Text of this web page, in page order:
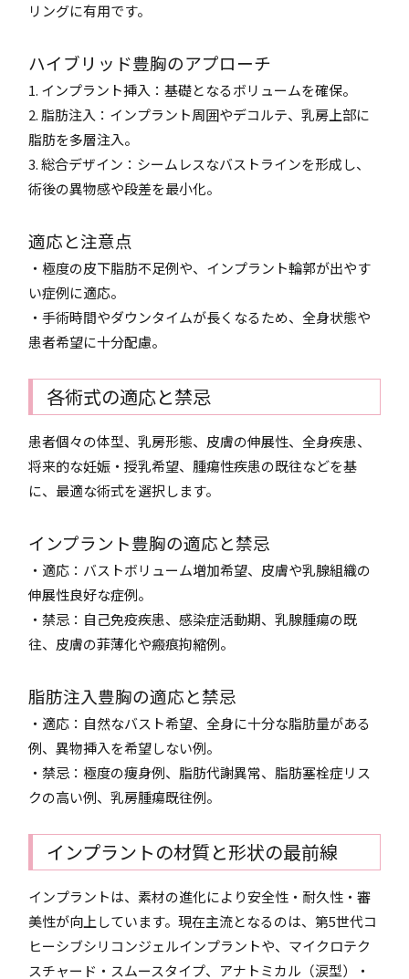
リングに有用です。
ハイブリッド豊胸のアプローチ
1. インプラント挿入：基礎となるボリュームを確保。
2. 脂肪注入：インプラント周囲やデコルテ、乳房上部に
脂肪を多層注入。
3. 総合デザイン：シームレスなバストラインを形成し、
術後の異物感や段差を最小化。
適応と注意点
・極度の皮下脂肪不足例や、インプラント輪郭が出やす
い症例に適応。
・手術時間やダウンタイムが長くなるため、全身状態や
患者希望に十分配慮。
各術式の適応と禁忌
患者個々の体型、乳房形態、皮膚の伸展性、全身疾患、
将来的な妊娠・授乳希望、腫瘍性疾患の既往などを基
に、最適な術式を選択します。
インプラント豊胸の適応と禁忌
・適応：バストボリューム増加希望、皮膚や乳腺組織の
伸展性良好な症例。
・禁忌：自己免疫疾患、感染症活動期、乳腺腫瘍の既
往、皮膚の菲薄化や瘢痕拘縮例。
脂肪注入豊胸の適応と禁忌
・適応：自然なバスト希望、全身に十分な脂肪量がある
例、異物挿入を希望しない例。
・禁忌：極度の痩身例、脂肪代謝異常、脂肪塞栓症リス
クの高い例、乳房腫瘍既往例。
インプラントの材質と形状の最前線
インプラントは、素材の進化により安全性・耐久性・審
美性が向上しています。現在主流となるのは、第5世代コ
ヒーシブシリコンジェルインプラントや、マイクロテク
スチャード・スムースタイプ、アナトミカル（涙型）・